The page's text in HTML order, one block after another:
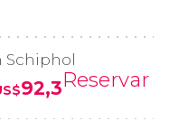
92,3Reservar